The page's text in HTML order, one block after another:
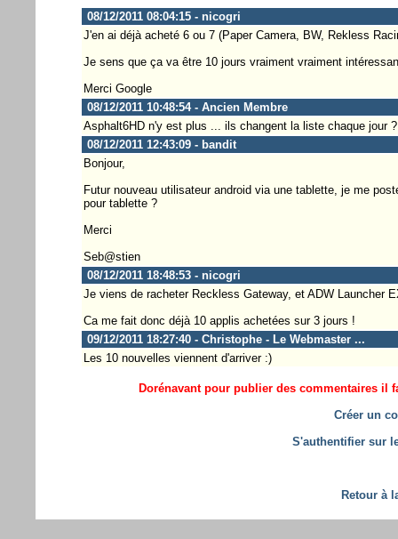
08/12/2011 08:04:15 - nicogri
J'en ai déjà acheté 6 ou 7 (Paper Camera, BW, Rekless
Je sens que ça va être 10 jours vraiment vraiment
Merci Google
08/12/2011 10:48:54 - Ancien Membre
Asphalt6HD n'y est plus ... ils changent la liste chaque jour ?
08/12/2011 12:43:09 - bandit
Bonjour,
Futur nouveau utilisateur android via une tablette, je me
pour tablette ?
Merci
Seb@stien
08/12/2011 18:48:53 - nicogri
Je viens de racheter Reckless Gateway, et ADW Launcher
Ca me fait donc déjà 10 applis achetées sur 3 jours !
09/12/2011 18:27:40 - Christophe - Le Webmaster ...
Les 10 nouvelles viennent d'arriver :)
Dorénavant pour publier des commentaires il
Créer un
S'authentifier sur
Retour à